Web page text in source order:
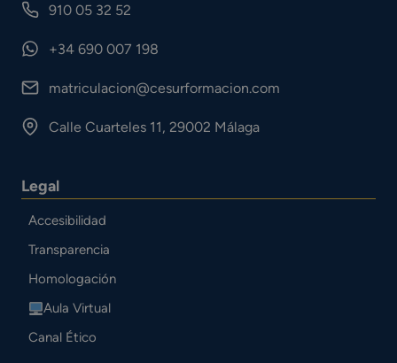
910 05 32 52
+34 690 007 198
matriculacion@cesurformacion.com
Calle Cuarteles 11, 29002 Málaga
Legal
Accesibilidad
Transparencia
Homologación
Aula Virtual
Canal Ético